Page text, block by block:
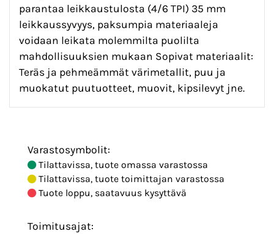
parantaa leikkaustulosta (4/6 TPI) 35 mm
leikkaussyvyys, paksumpia materiaaleja
voidaan leikata molemmilta puolilta
mahdollisuuksien mukaan Sopivat materiaalit:
Teräs ja pehmeämmät värimetallit, puu ja
muokatut puutuotteet, muovit, kipsilevyt jne.
Varastosymbolit:
Tilattavissa, tuote omassa varastossa
Tilattavissa, tuote toimittajan varastossa
Tuote loppu, saatavuus kysyttävä
Toimitusajat: